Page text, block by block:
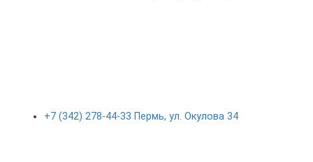
+7 (342) 278-44-33 Пермь, ул. Окулова 34